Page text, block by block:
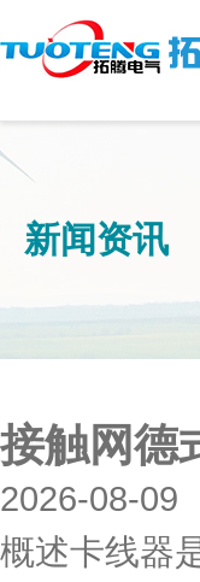
新闻资讯
接触网德
2026-08-09
概述卡线器